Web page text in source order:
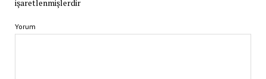
işaretlenmişlerdir
Yorum